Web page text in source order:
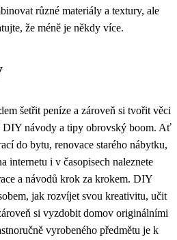
různé materiály a textury, ale
že méně je někdy více.
šetřit peníze a zároveň si tvořit věci
DIY návody a tipy obrovský boom. Ať
do bytu, renovace starého nábytku,
internetu i v časopisech naleznete
a návodů krok za krokem. DIY
jak rozvíjet svou kreativitu, učit
si vyzdobit domov originálními
vyrobeného předmětu je k